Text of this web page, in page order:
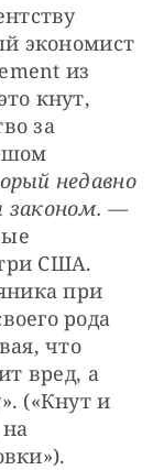
экономист
из
кнут,
за
недавно
был принят Конгрессом и стал законом. —
США.
при
рода
что
вред, а
(«Кнут и